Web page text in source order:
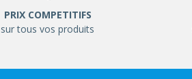
PRIX COMPETITIFS
sur tous vos produits